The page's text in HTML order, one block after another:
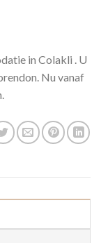
in Colakli . U
Nu vanaf